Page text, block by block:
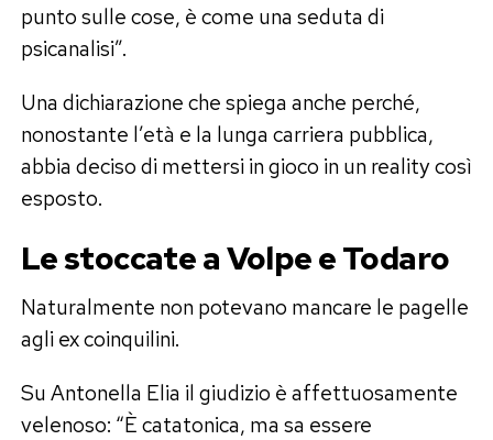
punto sulle cose, è come una seduta di
psicanalisi”.
Una dichiarazione che spiega anche perché,
nonostante l’età e la lunga carriera pubblica,
abbia deciso di mettersi in gioco in un reality così
esposto.
Le stoccate a Volpe e Todaro
Naturalmente non potevano mancare le pagelle
agli ex coinquilini.
Su Antonella Elia il giudizio è affettuosamente
velenoso: “È catatonica, ma sa essere